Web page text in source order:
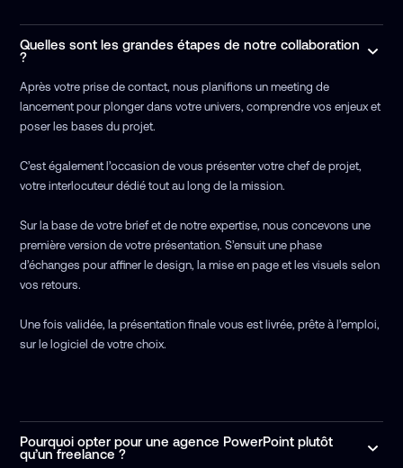
Quelles sont les grandes étapes de notre collaboration
?
Après votre prise de contact, nous planifions un meeting de
lancement pour plonger dans votre univers, comprendre vos enjeux et
poser les bases du projet.
C’est également l’occasion de vous présenter votre chef de projet,
votre interlocuteur dédié tout au long de la mission.
Sur la base de votre brief et de notre expertise, nous concevons une
première version de votre présentation. S’ensuit une phase
d’échanges pour affiner le design, la mise en page et les visuels selon
vos retours.
Une fois validée, la présentation finale vous est livrée, prête à l’emploi,
sur le logiciel de votre choix.
Pourquoi opter pour une agence PowerPoint plutôt
qu’un freelance ?